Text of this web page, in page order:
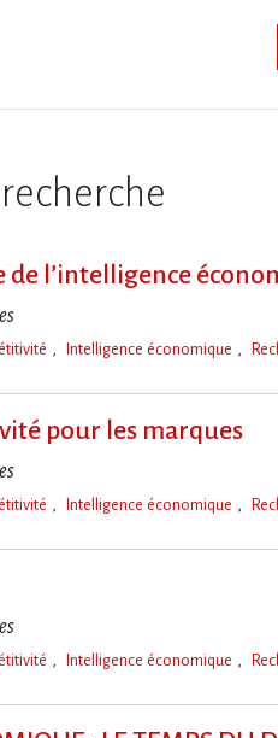
de l’intelligence
Intelligence économique
pour les marques
Intelligence économique
Intelligence économique